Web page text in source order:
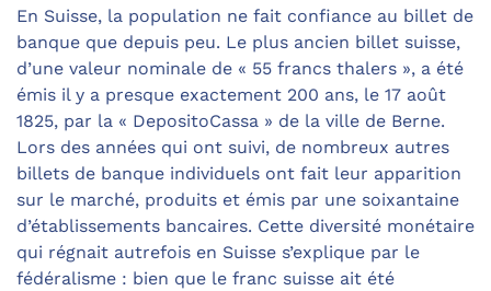
En Suisse, la population ne fait confiance au billet de
banque que depuis peu. Le plus ancien billet suisse,
d’une valeur nominale de « 55 francs thalers », a été
émis il y a presque exactement 200 ans, le 17 août
1825, par la « DepositoCassa » de la ville de Berne.
Lors des années qui ont suivi, de nombreux autres
billets de banque individuels ont fait leur apparition
sur le marché, produits et émis par une soixantaine
d’établissements bancaires. Cette diversité monétaire
qui régnait autrefois en Suisse s’explique par le
fédéralisme : bien que le franc suisse ait été